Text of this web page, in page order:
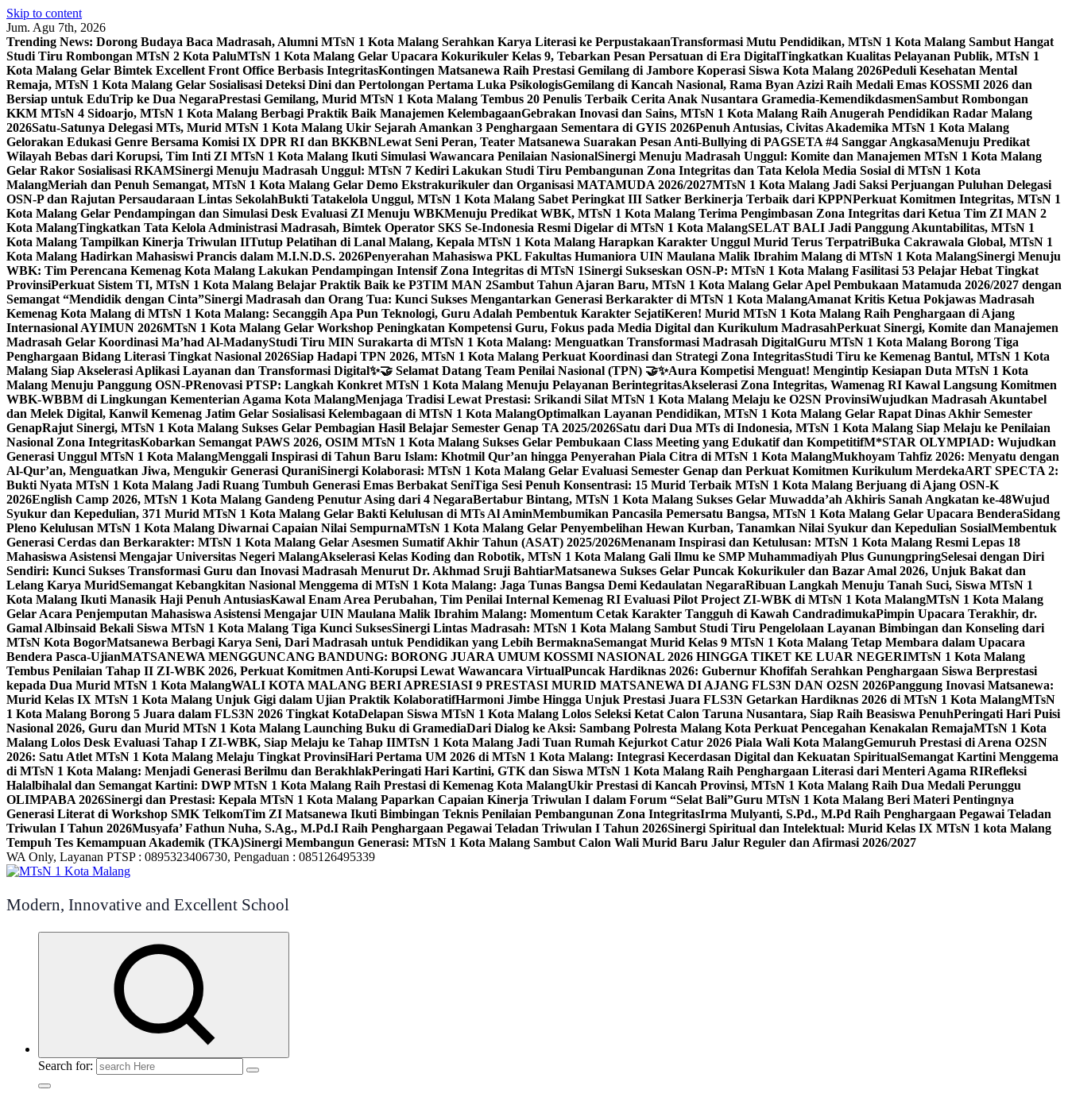
Skip to content
Jum. Agu 7th, 2026
Trending News: Dorong Budaya Baca Madrasah, Alumni MTsN 1 Kota Malang Serahkan Karya Literasi ke PerpustakaanTransformasi Mutu Pendidikan, MTsN 1 Kota Malang Sambut Hangat
Studi Tiru Rombongan MTsN 2 Kota PaluMTsN 1 Kota Malang Gelar Upacara Kokurikuler Kelas 9, Tebarkan Pesan Persatuan di Era DigitalTingkatkan Kualitas Pelayanan Publik, MTsN 1
Kota Malang Gelar Bimtek Excellent Front Office Berbasis IntegritasKontingen Matsanewa Raih Prestasi Gemilang di Jambore Koperasi Siswa Kota Malang 2026Peduli Kesehatan Mental
Remaja, MTsN 1 Kota Malang Gelar Sosialisasi Deteksi Dini dan Pertolongan Pertama Luka PsikologisGemilang di Kancah Nasional, Rama Byan Azizi Raih Medali Emas KOSSMI 2026 dan
Bersiap untuk EduTrip ke Dua NegaraPrestasi Gemilang, Murid MTsN 1 Kota Malang Tembus 20 Penulis Terbaik Cerita Anak Nusantara Gramedia-KemendikdasmenSambut Rombongan
KKM MTsN 4 Sidoarjo, MTsN 1 Kota Malang Berbagi Praktik Baik Manajemen KelembagaanGebrakan Inovasi dan Sains, MTsN 1 Kota Malang Raih Anugerah Pendidikan Radar Malang
2026Satu-Satunya Delegasi MTs, Murid MTsN 1 Kota Malang Ukir Sejarah Amankan 3 Penghargaan Sementara di GYIS 2026Penuh Antusias, Civitas Akademika MTsN 1 Kota Malang
Gelorakan Edukasi Genre Bersama Komisi IX DPR RI dan BKKBNLewat Seni Peran, Teater Matsanewa Suarakan Pesan Anti-Bullying di PAGSETA #4 Sanggar AngkasaMenuju Predikat
Wilayah Bebas dari Korupsi, Tim Inti ZI MTsN 1 Kota Malang Ikuti Simulasi Wawancara Penilaian NasionalSinergi Menuju Madrasah Unggul: Komite dan Manajemen MTsN 1 Kota Malang
Gelar Rakor Sosialisasi RKAMSinergi Menuju Madrasah Unggul: MTsN 7 Kediri Lakukan Studi Tiru Pembangunan Zona Integritas dan Tata Kelola Media Sosial di MTsN 1 Kota
MalangMeriah dan Penuh Semangat, MTsN 1 Kota Malang Gelar Demo Ekstrakurikuler dan Organisasi MATAMUDA 2026/2027MTsN 1 Kota Malang Jadi Saksi Perjuangan Puluhan Delegasi
OSN-P dan Rajutan Persaudaraan Lintas SekolahBukti Tatakelola Unggul, MTsN 1 Kota Malang Sabet Peringkat III Satker Berkinerja Terbaik dari KPPNPerkuat Komitmen Integritas, MTsN 1
Kota Malang Gelar Pendampingan dan Simulasi Desk Evaluasi ZI Menuju WBKMenuju Predikat WBK, MTsN 1 Kota Malang Terima Pengimbasan Zona Integritas dari Ketua Tim ZI MAN 2
Kota MalangTingkatkan Tata Kelola Administrasi Madrasah, Bimtek Operator SKS Se-Indonesia Resmi Digelar di MTsN 1 Kota MalangSELAT BALI Jadi Panggung Akuntabilitas, MTsN 1
Kota Malang Tampilkan Kinerja Triwulan IITutup Pelatihan di Lanal Malang, Kepala MTsN 1 Kota Malang Harapkan Karakter Unggul Murid Terus TerpatriBuka Cakrawala Global, MTsN 1
Kota Malang Hadirkan Mahasiswi Prancis dalam M.I.N.D.S. 2026Penyerahan Mahasiswa PKL Fakultas Humaniora UIN Maulana Malik Ibrahim Malang di MTsN 1 Kota MalangSinergi Menuju
WBK: Tim Perencana Kemenag Kota Malang Lakukan Pendampingan Intensif Zona Integritas di MTsN 1Sinergi Sukseskan OSN-P: MTsN 1 Kota Malang Fasilitasi 53 Pelajar Hebat Tingkat
ProvinsiPerkuat Sistem TI, MTsN 1 Kota Malang Belajar Praktik Baik ke P3TIM MAN 2Sambut Tahun Ajaran Baru, MTsN 1 Kota Malang Gelar Apel Pembukaan Matamuda 2026/2027 dengan
Semangat “Mendidik dengan Cinta”Sinergi Madrasah dan Orang Tua: Kunci Sukses Mengantarkan Generasi Berkarakter di MTsN 1 Kota MalangAmanat Kritis Ketua Pokjawas Madrasah
Kemenag Kota Malang di MTsN 1 Kota Malang: Secanggih Apa Pun Teknologi, Guru Adalah Pembentuk Karakter SejatiKeren! Murid MTsN 1 Kota Malang Raih Penghargaan di Ajang
Internasional AYIMUN 2026MTsN 1 Kota Malang Gelar Workshop Peningkatan Kompetensi Guru, Fokus pada Media Digital dan Kurikulum MadrasahPerkuat Sinergi, Komite dan Manajemen
Madrasah Gelar Koordinasi Ma’had Al-MadanyStudi Tiru MIN Surakarta di MTsN 1 Kota Malang: Menguatkan Transformasi Madrasah DigitalGuru MTsN 1 Kota Malang Borong Tiga
Penghargaan Bidang Literasi Tingkat Nasional 2026Siap Hadapi TPN 2026, MTsN 1 Kota Malang Perkuat Koordinasi dan Strategi Zona IntegritasStudi Tiru ke Kemenag Bantul, MTsN 1 Kota
Malang Siap Akselerasi Aplikasi Layanan dan Transformasi Digital✨🤝 Selamat Datang Team Penilai Nasional (TPN) 🤝✨Aura Kompetisi Menguat! Mengintip Kesiapan Duta MTsN 1 Kota
Malang Menuju Panggung OSN-PRenovasi PTSP: Langkah Konkret MTsN 1 Kota Malang Menuju Pelayanan BerintegritasAkselerasi Zona Integritas, Wamenag RI Kawal Langsung Komitmen
WBK-WBBM di Lingkungan Kementerian Agama Kota MalangMenjaga Tradisi Lewat Prestasi: Srikandi Silat MTsN 1 Kota Malang Melaju ke O2SN ProvinsiWujudkan Madrasah Akuntabel
dan Melek Digital, Kanwil Kemenag Jatim Gelar Sosialisasi Kelembagaan di MTsN 1 Kota MalangOptimalkan Layanan Pendidikan, MTsN 1 Kota Malang Gelar Rapat Dinas Akhir Semester
GenapRajut Sinergi, MTsN 1 Kota Malang Sukses Gelar Pembagian Hasil Belajar Semester Genap TA 2025/2026Satu dari Dua MTs di Indonesia, MTsN 1 Kota Malang Siap Melaju ke Penilaian
Nasional Zona IntegritasKobarkan Semangat PAWS 2026, OSIM MTsN 1 Kota Malang Sukses Gelar Pembukaan Class Meeting yang Edukatif dan KompetitifM*STAR OLYMPIAD: Wujudkan
Generasi Unggul MTsN 1 Kota MalangMenggali Inspirasi di Tahun Baru Islam: Khotmil Qur’an hingga Penyerahan Piala Citra di MTsN 1 Kota MalangMukhoyam Tahfiz 2026: Menyatu dengan
Al-Qur’an, Menguatkan Jiwa, Mengukir Generasi QuraniSinergi Kolaborasi: MTsN 1 Kota Malang Gelar Evaluasi Semester Genap dan Perkuat Komitmen Kurikulum MerdekaART SPECTA 2:
Bukti Nyata MTsN 1 Kota Malang Jadi Ruang Tumbuh Generasi Emas Berbakat SeniTiga Sesi Penuh Konsentrasi: 15 Murid Terbaik MTsN 1 Kota Malang Berjuang di Ajang OSN-K
2026English Camp 2026, MTsN 1 Kota Malang Gandeng Penutur Asing dari 4 NegaraBertabur Bintang, MTsN 1 Kota Malang Sukses Gelar Muwadda’ah Akhiris Sanah Angkatan ke-48Wujud
Syukur dan Kepedulian, 371 Murid MTsN 1 Kota Malang Gelar Bakti Kelulusan di MTs Al AminMembumikan Pancasila Pemersatu Bangsa, MTsN 1 Kota Malang Gelar Upacara BenderaSidang
Pleno Kelulusan MTsN 1 Kota Malang Diwarnai Capaian Nilai SempurnaMTsN 1 Kota Malang Gelar Penyembelihan Hewan Kurban, Tanamkan Nilai Syukur dan Kepedulian SosialMembentuk
Generasi Cerdas dan Berkarakter: MTsN 1 Kota Malang Gelar Asesmen Sumatif Akhir Tahun (ASAT) 2025/2026Menanam Inspirasi dan Ketulusan: MTsN 1 Kota Malang Resmi Lepas 18
Mahasiswa Asistensi Mengajar Universitas Negeri MalangAkselerasi Kelas Koding dan Robotik, MTsN 1 Kota Malang Gali Ilmu ke SMP Muhammadiyah Plus GunungpringSelesai dengan Diri
Sendiri: Kunci Sukses Transformasi Guru dan Inovasi Madrasah Menurut Dr. Akhmad Sruji BahtiarMatsanewa Sukses Gelar Puncak Kokurikuler dan Bazar Amal 2026, Unjuk Bakat dan
Lelang Karya MuridSemangat Kebangkitan Nasional Menggema di MTsN 1 Kota Malang: Jaga Tunas Bangsa Demi Kedaulatan NegaraRibuan Langkah Menuju Tanah Suci, Siswa MTsN 1
Kota Malang Ikuti Manasik Haji Penuh AntusiasKawal Enam Area Perubahan, Tim Penilai Internal Kemenag RI Evaluasi Pilot Project ZI-WBK di MTsN 1 Kota MalangMTsN 1 Kota Malang
Gelar Acara Penjemputan Mahasiswa Asistensi Mengajar UIN Maulana Malik Ibrahim Malang: Momentum Cetak Karakter Tangguh di Kawah CandradimukaPimpin Upacara Terakhir, dr.
Gamal Albinsaid Bekali Siswa MTsN 1 Kota Malang Tiga Kunci SuksesSinergi Lintas Madrasah: MTsN 1 Kota Malang Sambut Studi Tiru Pengelolaan Layanan Bimbingan dan Konseling dari
MTsN Kota BogorMatsanewa Berbagi Karya Seni, Dari Madrasah untuk Pendidikan yang Lebih BermaknaSemangat Murid Kelas 9 MTsN 1 Kota Malang Tetap Membara dalam Upacara
Bendera Pasca-UjianMATSANEWA MENGGUNCANG BANDUNG: BORONG JUARA UMUM KOSSMI NASIONAL 2026 HINGGA TIKET KE LUAR NEGERIMTsN 1 Kota Malang
Tembus Penilaian Tahap II ZI-WBK 2026, Perkuat Komitmen Anti-Korupsi Lewat Wawancara VirtualPuncak Hardiknas 2026: Gubernur Khofifah Serahkan Penghargaan Siswa Berprestasi
kepada Dua Murid MTsN 1 Kota MalangWALI KOTA MALANG BERI APRESIASI 9 PRESTASI MURID MATSANEWA DI AJANG FLS3N DAN O2SN 2026Panggung Inovasi Matsanewa:
Murid Kelas IX MTsN 1 Kota Malang Unjuk Gigi dalam Ujian Praktik KolaboratifHarmoni Jimbe Hingga Unjuk Prestasi Juara FLS3N Getarkan Hardiknas 2026 di MTsN 1 Kota MalangMTsN
1 Kota Malang Borong 5 Juara dalam FLS3N 2026 Tingkat KotaDelapan Siswa MTsN 1 Kota Malang Lolos Seleksi Ketat Calon Taruna Nusantara, Siap Raih Beasiswa PenuhPeringati Hari Puisi
Nasional 2026, Guru dan Murid MTsN 1 Kota Malang Launching Buku di GramediaDari Dialog ke Aksi: Sambang Polresta Malang Kota Perkuat Pencegahan Kenakalan RemajaMTsN 1 Kota
Malang Lolos Desk Evaluasi Tahap I ZI-WBK, Siap Melaju ke Tahap IIMTsN 1 Kota Malang Jadi Tuan Rumah Kejurkot Catur 2026 Piala Wali Kota MalangGemuruh Prestasi di Arena O2SN
2026: Satu Atlet MTsN 1 Kota Malang Melaju Tingkat ProvinsiHari Pertama UM 2026 di MTsN 1 Kota Malang: Integrasi Kecerdasan Digital dan Kekuatan SpiritualSemangat Kartini Menggema
di MTsN 1 Kota Malang: Menjadi Generasi Berilmu dan BerakhlakPeringati Hari Kartini, GTK dan Siswa MTsN 1 Kota Malang Raih Penghargaan Literasi dari Menteri Agama RIRefleksi
Halalbihalal dan Semangat Kartini: DWP MTsN 1 Kota Malang Raih Prestasi di Kemenag Kota MalangUkir Prestasi di Kancah Provinsi, MTsN 1 Kota Malang Raih Dua Medali Perunggu
OLIMPABA 2026Sinergi dan Prestasi: Kepala MTsN 1 Kota Malang Paparkan Capaian Kinerja Triwulan I dalam Forum “Selat Bali”Guru MTsN 1 Kota Malang Beri Materi Pentingnya
Generasi Literat di Workshop SMK TelkomTim ZI Matsanewa Ikuti Bimbingan Teknis Penilaian Pembangunan Zona IntegritasIrma Mulyanti, S.Pd., M.Pd Raih Penghargaan Pegawai Teladan
Triwulan I Tahun 2026Musyafa’ Fathun Nuha, S.Ag., M.Pd.I Raih Penghargaan Pegawai Teladan Triwulan I Tahun 2026Sinergi Spiritual dan Intelektual: Murid Kelas IX MTsN 1 kota Malang
Tempuh Tes Kemampuan Akademik (TKA)Sinergi Membangun Generasi: MTsN 1 Kota Malang Sambut Calon Wali Murid Baru Jalur Reguler dan Afirmasi 2026/2027
WA Only, Layanan PTSP : 0895323406730, Pengaduan : 085126495339
Modern, Innovative and Excellent School
Search for: